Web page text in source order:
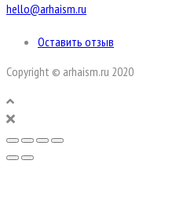
hello@arhaism.ru
Оставить отзыв
Copyright © arhaism.ru 2020